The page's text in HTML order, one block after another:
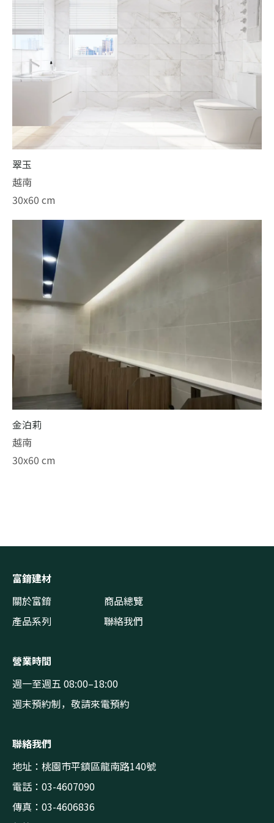
翠玉
越南
30x60 cm
金泊莉
越南
30x60 cm
富錥建材
關於富錥
商品總覽
產品系列
聯絡我們
營業時間
週一至週五 08:00–18:00
週末預約制，敬請來電預約
聯絡我們
地址：桃園市平鎮區龍南路140號
電話：03-4607090
傳真：03-4606836